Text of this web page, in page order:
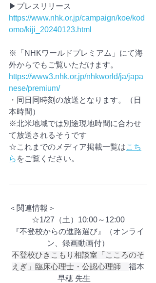
▶プレスリリース
https://www.nhk.or.jp/campaign/koe/kod
omo/kiji_20240123.html
※「NHKワールドプレミアム」にて海
外からでもご覧いただけます。
https://www3.nhk.or.jp/nhkworld/ja/japa
nese/premium/
・同日同時刻の放送となります。（日
本時間）
※北米地域では別途現地時間に合わせ
て放送されるそうです
☆これまでのメディア掲載一覧はこち
ら をご覧ください。
＜関連情報＞
☆1/27（土）10:00～12:00
『不登校からの進路選び』（オンライ
ン、録画動画付）
不登校ひきこもり相談室「こころのそ
えぎ」臨床心理士・公認心理師 福本
早穂 先生